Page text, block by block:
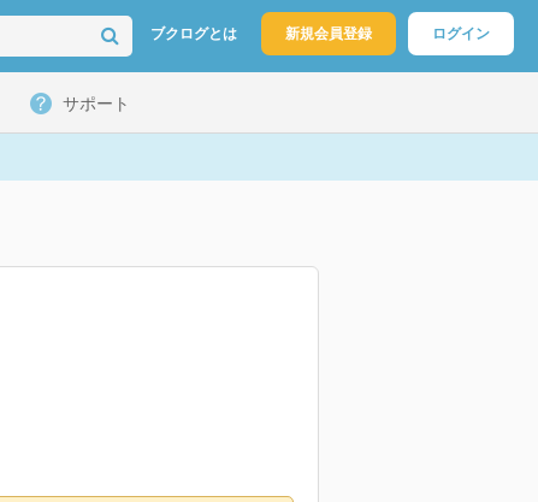
ブクログとは 新規会員登録 ログイン
サポート